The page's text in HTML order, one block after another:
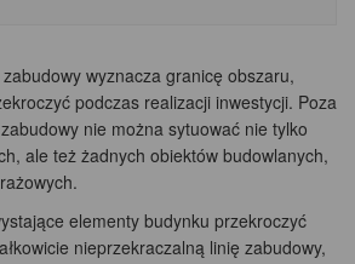
wyznacza granicę obszaru,
podczas realizacji inwestycji. Poza
nie można sytuować nie tylko
ale też żadnych obiektów budowlanych,
elementy budynku przekroczyć
nieprzekraczalną linię zabudowy,